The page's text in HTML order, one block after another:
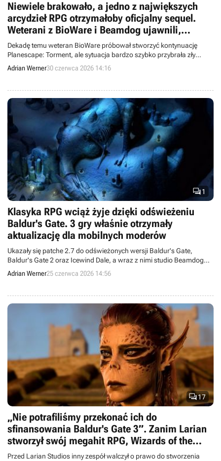
Niewiele brakowało, a jedno z największych
arcydzieł RPG otrzymałoby oficjalny sequel.
Weterani z BioWare i Beamdog ujawnili,
dlaczego projekt upadł
Dekadę temu weteran BioWare próbował stworzyć kontynuację
Planescape: Torment, ale sytuacja bardzo szybko przybrała zły
obrót.
Adrian Werner30 czerwca 2026 14:16
1
Klasyka RPG wciąż żyje dzięki odświeżeniu
Baldur's Gate. 3 gry właśnie otrzymały
aktualizację dla mobilnych moderów
Ukazały się patche 2.7 do odświeżonych wersji Baldur's Gate,
Baldur's Gate 2 oraz Icewind Dale, a wraz z nimi studio Beamdog
dodało wsparcie modów na kolejne platformy.
Adrian Werner25 czerwca 2026 14:56
17
„Nie potrafiliśmy przekonać ich do
sfinansowania Baldur's Gate 3”. Zanim Larian
stworzył swój megahit RPG, Wizards of the
Coast odrzuciło znacznie tańszą wersję
Przed Larian Studios inny zespół walczył o prawo do stworzenia